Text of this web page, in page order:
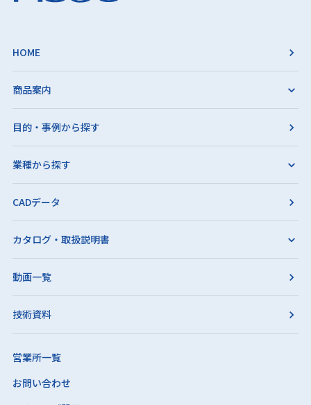
HOME
商品案内
目的・事例から探す
業種から探す
CADデータ
カタログ・取扱説明書
動画一覧
技術資料
営業所一覧
お問い合わせ